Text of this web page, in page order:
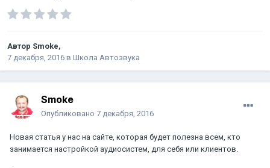
Автор Smoke,
7 декабря, 2016 в Школа Автозвука
Smoke
Опубликовано 7 декабря, 2016
Новая статья у нас на сайте, которая будет полезна всем, кто
занимается настройкой аудиосистем, для себя или клиентов.